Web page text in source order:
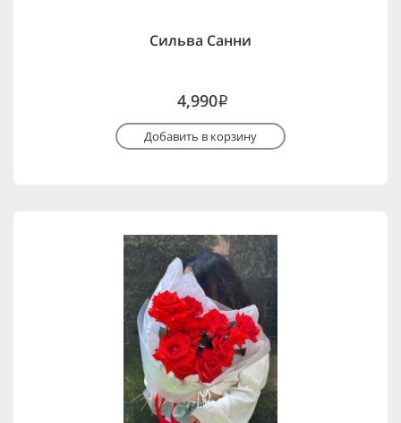
Сильва Санни
4,990i
Добавить в корзину